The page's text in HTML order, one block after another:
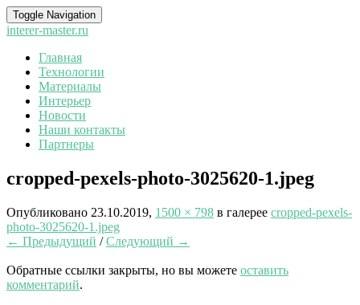
Toggle Navigation
interer-master.ru
Главная
Технологии
Материалы
Интерьер
Новости
Наши контакты
Партнеры
cropped-pexels-photo-3025620-1.jpeg
Опубликовано 23.10.2019, 1500 × 798 в галерее cropped-pexels-
photo-3025620-1.jpeg
← Предыдущий /Следующий →
Обратные ссылки закрыты, но вы можете оставить
комментарий.